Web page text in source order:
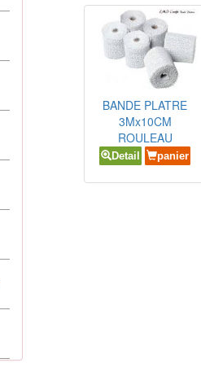
BANDE PLATRE
3Mx10CM
ROULEAU
Detail panier